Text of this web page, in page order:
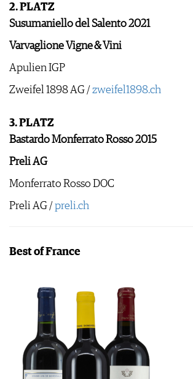
2. PLATZ
Susumaniello del Salento 2021
Varvaglione Vigne & Vini
Apulien IGP
Zweifel 1898 AG / zweifel1898.ch
3. PLATZ
Bastardo Monferrato Rosso 2015
Preli AG
Monferrato Rosso DOC
Preli AG / preli.ch
Best of France